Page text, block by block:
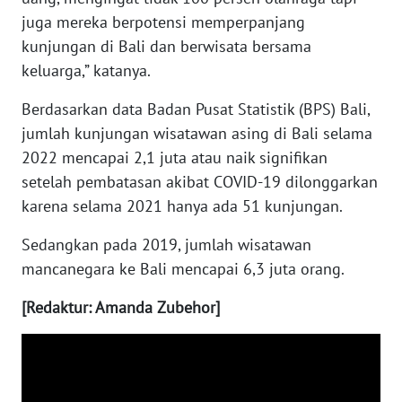
juga mereka berpotensi memperpanjang
kunjungan di Bali dan berwisata bersama
keluarga,” katanya.
Berdasarkan data Badan Pusat Statistik (BPS) Bali,
jumlah kunjungan wisatawan asing di Bali selama
2022 mencapai 2,1 juta atau naik signifikan
setelah pembatasan akibat COVID-19 dilonggarkan
karena selama 2021 hanya ada 51 kunjungan.
Sedangkan pada 2019, jumlah wisatawan
mancanegara ke Bali mencapai 6,3 juta orang.
[Redaktur: Amanda Zubehor]
WN
NUSANTARA
WN
JOGJA
WN
WN
WN